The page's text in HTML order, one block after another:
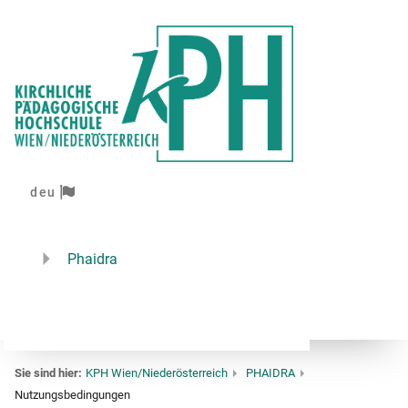
deu
Phaidra
Sie sind hier: KPH Wien/Niederösterreich
PHAIDRA
Nutzungsbedingungen